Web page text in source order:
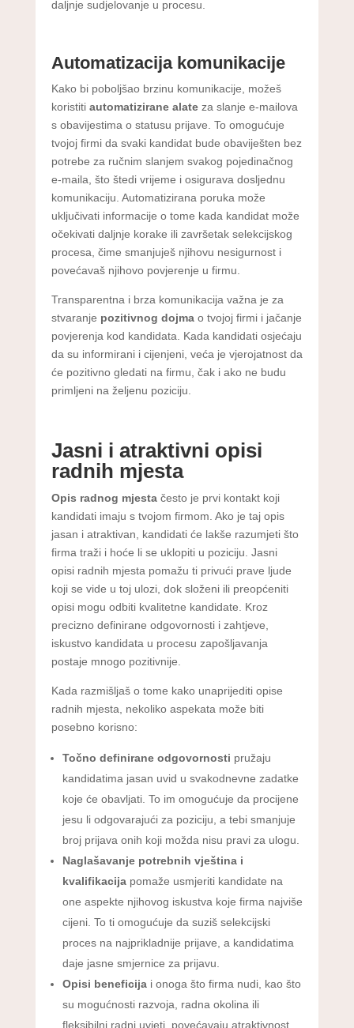
daljnje sudjelovanje u procesu.
Automatizacija komunikacije
Kako bi poboljšao brzinu komunikacije, možeš
koristiti automatizirane alateza slanje e-mailova
s obavijestima o statusu prijave. To omogućuje
tvojoj firmi da svaki kandidat bude obaviješten bez
potrebe za ručnim slanjem svakog pojedinačnog
e-maila, što štedi vrijeme i osigurava dosljednu
komunikaciju. Automatizirana poruka može
uključivati informacije o tome kada kandidat može
očekivati daljnje korake ili završetak selekcijskog
procesa, čime smanjuješ njihovu nesigurnost i
povećavaš njihovo povjerenje u firmu.
Transparentna i brza komunikacija važna je za
stvaranje pozitivnog dojmao tvojoj firmi i jačanje
povjerenja kod kandidata. Kada kandidati osjećaju
da su informirani i cijenjeni, veća je vjerojatnost da
će pozitivno gledati na firmu, čak i ako ne budu
primljeni na željenu poziciju.
Jasni i atraktivni opisi
radnih mjesta
Opis radnog mjestačesto je prvi kontakt koji
kandidati imaju s tvojom firmom. Ako je taj opis
jasan i atraktivan, kandidati će lakše razumjeti što
firma traži i hoće li se uklopiti u poziciju. Jasni
opisi radnih mjesta pomažu ti privući prave ljude
koji se vide u toj ulozi, dok složeni ili preopćeniti
opisi mogu odbiti kvalitetne kandidate. Kroz
precizno definirane odgovornosti i zahtjeve,
iskustvo kandidata u procesu zapošljavanja
postaje mnogo pozitivnije.
Kada razmišljaš o tome kako unaprijediti opise
radnih mjesta, nekoliko aspekata može biti
posebno korisno:
Točno definirane odgovornosti pružaju
kandidatima jasan uvid u svakodnevne zadatke
koje će obavljati. To im omogućuje da procijene
jesu li odgovarajući za poziciju, a tebi smanjuje
broj prijava onih koji možda nisu pravi za ulogu.
Naglašavanje potrebnih vještina i
kvalifikacijapomaže usmjeriti kandidate na
one aspekte njihovog iskustva koje firma najviše
cijeni. To ti omogućuje da suziš selekcijski
proces na najprikladnije prijave, a kandidatima
daje jasne smjernice za prijavu.
Opisi beneficijai onoga što firma nudi, kao što
su mogućnosti razvoja, radna okolina ili
fleksibilni radni uvjeti, povećavaju atraktivnost